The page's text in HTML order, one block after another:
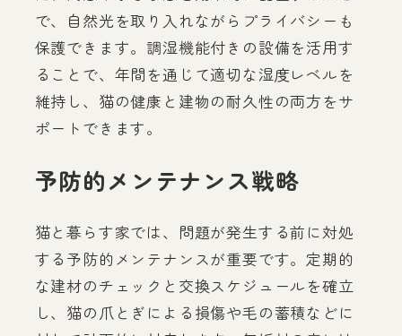
で、自然光を取り入れながらプライバシーも
保護できます。調湿機能付きの設備を活用す
ることで、年間を通じて適切な湿度レベルを
維持し、猫の健康と建物の耐久性の両方をサ
ポートできます。
予防的メンテナンス戦略
猫と暮らす家では、問題が発生する前に対処
する予防的メンテナンスが重要です。定期的
な建材のチェックと交換スケジュールを確立
し、猫の爪とぎによる損傷や毛の蓄積などに